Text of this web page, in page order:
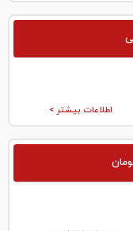
اطلاعات بیشتر >